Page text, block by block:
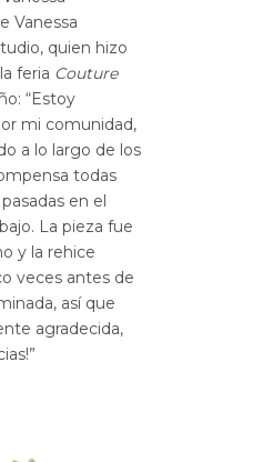
Vanessa
quien hizo
feria Couture
“Estoy
mi comunidad,
a lo largo de los
todas
en el
La pieza fue
y la rehice
veces antes de
así que
agradecida,